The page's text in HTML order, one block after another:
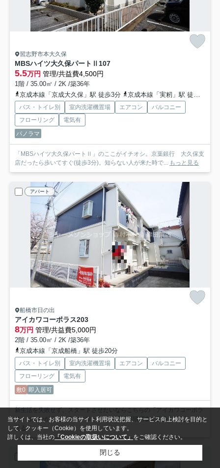
習志野市本大久保
MBSハイツ大久保パートⅡ 107
5.5万円 管理/共益費4,500円
1階 / 35.00㎡ / 2K /築36年
京成本線「京成大久保」駅 徒歩3分
京成本線「実籾」駅 徒歩26分
バス・トイレ別 室内洗濯機置場 エアコン
バルコニー
フローリング
電気有
パノラマ
「MBSハイツ大久保パートⅡ」のここがイチオシ。京葉銀行 大久保支
店だったら歩いてすぐ(徒歩3分)。知らない人が来た時で... もっと見る
アパート
船橋市日の出
アイカワコーポラス203
8万円 管理/共益費5,000円
2階 / 35.00㎡ / 2K /築36年
京成本線「京成船橋」駅 徒歩20分
バス・トイレ別 室内洗濯機置場 エアコン
バルコニー
フローリング
電気有
敷0 即入居可
新生活を失敗せず、スタートさせたいならこちらの「アイカワコーポラ
ス」はいかがでしょうか。ローソン 船橋埠頭店まで徒歩5分...もっと
見る
当サイトでは、お客様の当サイト利用状況把握、サービス向上検討を目的と
して、クッキー（Cookie）を使用しています。
詳しくは、当社の 「Cookieの取扱いについて」 をご確認ください。
閉じる